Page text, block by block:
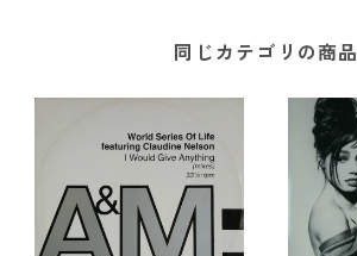
同じカテゴリの商品